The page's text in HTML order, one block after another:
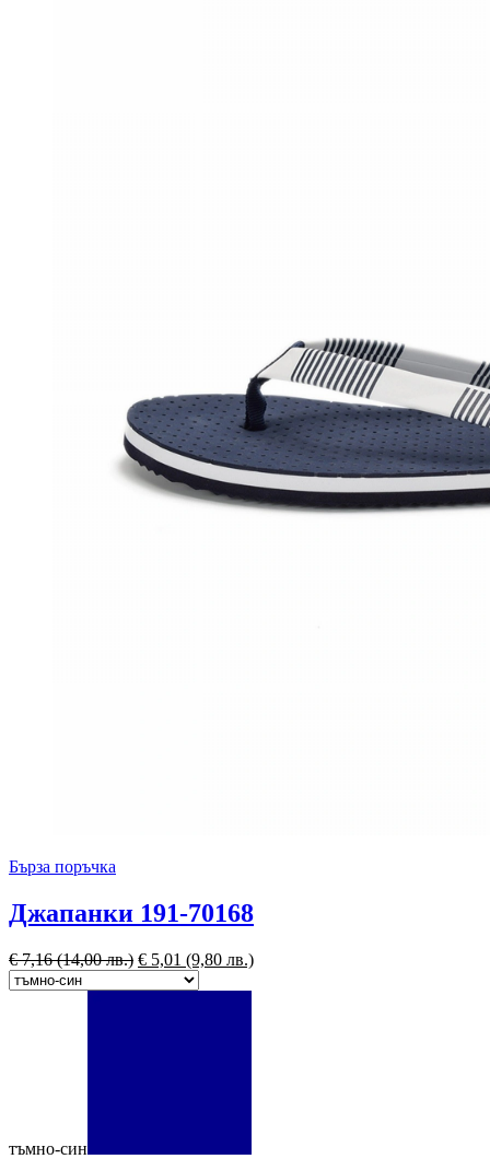
Бърза поръчка
Джапанки 191-70168
€7,16(14,00 лв.) € 5,01 (9,80 лв.)
тъмно-син